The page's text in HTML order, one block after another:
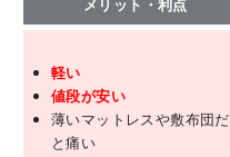
メリット・利点
軽い
値段が安い
薄いマットレスや敷布団だ
と痛い